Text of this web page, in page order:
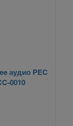
аудио PEC
0010